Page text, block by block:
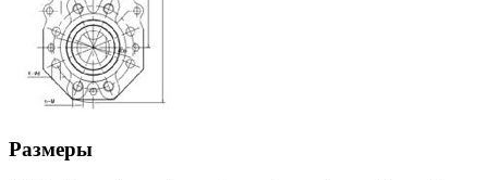
Размеры